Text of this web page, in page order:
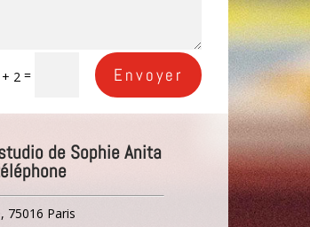
2 = Envoyer
de Sophie Anita
75016 Paris